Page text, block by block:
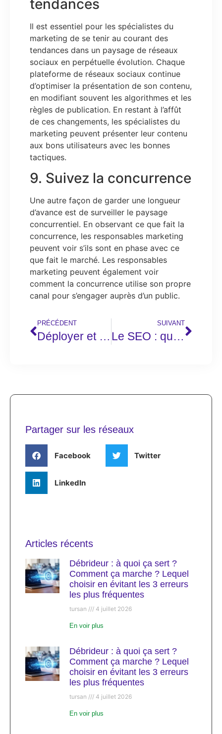
tendances
Il est essentiel pour les spécialistes du
marketing de se tenir au courant des
tendances dans un paysage de réseaux
sociaux en perpétuelle évolution. Chaque
plateforme de réseaux sociaux continue
d’optimiser la présentation de son contenu,
en modifiant souvent les algorithmes et les
règles de publication. En restant à l’affût
de ces changements, les spécialistes du
marketing peuvent présenter leur contenu
aux bons utilisateurs avec les bonnes
tactiques.
9. Suivez la concurrence
Une autre façon de garder une longueur
d’avance est de surveiller le paysage
concurrentiel. En observant ce que fait la
concurrence, les responsables marketing
peuvent voir s’ils sont en phase avec ce
que fait le marché. Les responsables
marketing peuvent également voir
comment la concurrence utilise son propre
canal pour s’engager auprès d’un public.
PRÉCÉDENT
Déployer et administrer des applications Java/JEE
SUIVANT
Le SEO : quelques notions pour mieux le comprendre et l’aborder
Partager sur les réseaux
Facebook Twitter
LinkedIn
Articles récents
Débrideur : à quoi ça sert ?
Comment ça marche ? Lequel
choisir en évitant les 3 erreurs
les plus fréquentes
tursan 4 juillet 2026
En voir plus
Débrideur : à quoi ça sert ?
Comment ça marche ? Lequel
choisir en évitant les 3 erreurs
les plus fréquentes
tursan 4 juillet 2026
En voir plus